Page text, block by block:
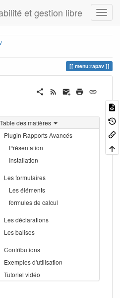
et gestion libre
menu:rapav
Table des matières
Plugin Rapports Avancés
Présentation
Installation
Les formulaires
Les éléments
formules de calcul
Les déclarations
Les balises
Contributions
Exemples d'utilisation
Tutoriel vidéo